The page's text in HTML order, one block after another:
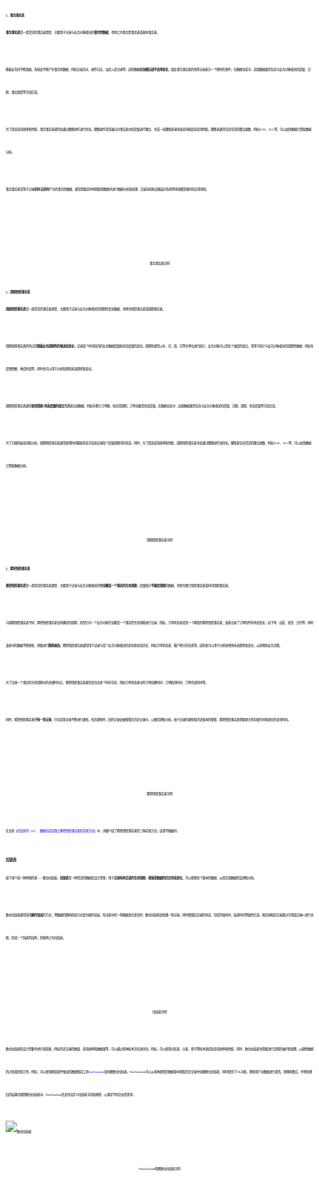
1、事务事实表
事务事实表是一类常见的事实表类型，主要用于记录与业务对象相关的事务性数据 ，也称之为事务型事实表或基本事实表。
随着业务的不断发展，系统会不断产生事务性数据，例如交易流水、操作日志、出库入库记录等，这些数据 在创建后就不会再变化，因此事务事实表的每条记录表示一个瞬时的事件。在数据仓库中，这类数据通常包含与业务对象相关的度量、日
期、事实类型等字段信息。
为了提高查询效率和性能，事务事实表通常会通过聚集操作进行优化。聚集操作就是通过对事实表中的度量进行聚合，生成一张聚集表来快速查询和提高查询性能。聚集表通常包含常见的聚合函数，例如SUM、AVG等，可以加快数据计算和数据
分析。
事务事实表常用于记录实时/近实时产生的事务性数据，通常需要实时地获取到数据并进行数据分析和处理，交易系统和设备监控系统等场景都是很好的应用场景。
事务事实表示例
2、周期快照事实表
周期快照事实表是一类常见的事实表类型，主要用于记录与业务对象相关的周期性变化数据，也称为快照事实表或周期事实表。
周期快照事实表的特点是 随着业务周期性的推进而变化，记录某个时间段内的业务数据度量和状态度量的变化。周期性通常以年、月、周、日等为单位进行统计，业务对象可以是各个维度的组合。常用于统计与业务对象相关的周期性数据，例如年
度销售额、季度利润等，同时也可以用于分析和预测未来趋势和变化。
周期快照事实表通常使用周期+状态度量的组合方式来记录数据，例如年累计订单数，每天是周期，订单总数是状态度量。在数据仓库中，这类数据通常包含与业务对象相关的度量、日期、周期、状态度量等字段信息。
为了方便快速查询和分析，周期快照事实表通常使用时间戳和状态字段来记录每个度量周期内的状态。同时，为了提高查询效率和性能，周期快照事实表也会通过聚集操作来优化。聚集表包含常见的聚合函数，例如SUM、AVG等，可以加快数据
计算和数据分析。
周期快照事实表示例
3、累积快照事实表
累积快照事实表是一类常见的事实表类型，主要用于记录与业务对象相关的完全覆盖一个事实的生命周期 、度量统计不确定周期 的数据，也称为累计快照事实表或时间周期事实表。
与周期快照事实表不同，累积快照事实表没有确定的周期，而是针对一个业务对象完全覆盖一个事实的生命周期进行记录。例如，订单状态表就是一个典型的累积快照事实表，该表记录了订单的所有状态变化，如下单、出库、发货、交付等，同时
该表中的数据不断更新，需要进行 随机修改。累积快照事实表通常用于记录与某个业务对象相关的变化和状态历史，例如订单状态表、客户积分历史表等。这些表可以用于分析和预测未来趋势和变化，从而帮助业务决策。
为了记录一个事实的生命周期中的关键时间点，累积快照事实表通常会包含多个时间字段，例如订单状态表中的订单创建时间、订单取消时间、订单完成时间等。
同时，累积快照事实表只有一条记录 ，针对这条记录不断进行更新。每次更新时，旧的记录会被保留在历史记录中，以便回溯和分析。由于记录的更新和历史版本的保留，累积快照事实表需要更大的存储空间和更长的查询时间。
累积快照事实表示例
在文章《扫盲系列（10）：数据仓库实践之累积快照事实表的实现方式》中，详细介绍了累积快照事实表的三种实现方式。这里不做展开。
拉链表
接下来介绍一种特殊的表——数仓拉链表。 拉链表 是一种常见的数据库设计思想，用于记录 每条信息的生命周期 保留表数据的历史状态变化，可以保留每个版本的数据，从而实现数据的追溯和分析。
数仓拉链表通常采用 顺序追加的方式，将数据的随机修改方式变为顺序追加。每当表中的一条数据发生变化时，数仓拉链表会新建一条记录，同时保留旧记录的状态，包括开始时间、结束时间等属性信息。新纪录和旧记录通过引用或记录ID进行关
联，形成一个链表的结构，形象称之为拉链表。
拉链表示例
数仓拉链表的设计需要考虑许多因素，例如历史记录的数量、查询效率和数据量等，可以通过多种技术手段来优化。例如，可以使用分区表、分表、索引等技术来提高查询效率和性能，同时，数仓拉链表也需要进行定期的维护和清理，以避免数据
的过多重复和冗余。例如，可以使用帆软软件推出的数据集成工具 FineDataLink来创建数仓拉链表。FineDataLink可以从多种类型的数据源中获取历史记录并创建数仓拉链表，同时提供了ETL功能，帮助用户对数据进行清洗、转换和整合，并将处理
后的结果存储到数仓拉链表中。FineDataLink还支持自定义拉链表字段和规则，以满足不同企业的需求。
FineDataLink构建数仓拉链表示例